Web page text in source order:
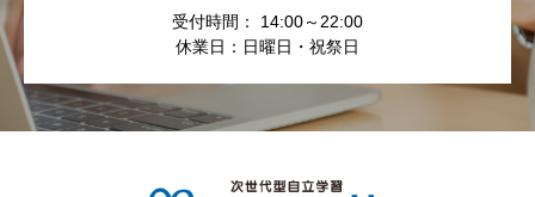
個人情報の安全対策
当塾は、個人情報の正確性及び安全性確保のために、セキ
ュリティに万全の対策を講じています。
受付時間： 14:00～22:00
休業日：日曜日・祝祭日